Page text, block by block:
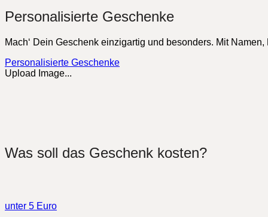
Personalisierte Geschenke
Mach‘ Dein Geschenk einzigartig und besonders. Mit
Personalisierte Geschenke
Upload Image...
Was soll das Geschenk kosten?
unter 5 Euro